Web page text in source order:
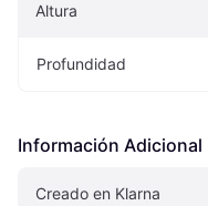
Altura
Profundidad
Información Adicional
Creado en Klarna